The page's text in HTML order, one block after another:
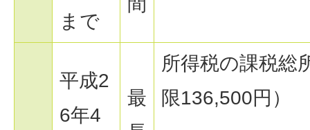
まで
平成2
6年4
最
所得税の課税総
限136,500円）